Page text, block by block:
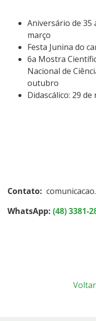
Aniversário de 35
março
Festa Junina do
6a Mostra
Nacional de
outubro
Didascálico: 29
Contato:
WhatsApp: (48) 3381-